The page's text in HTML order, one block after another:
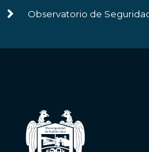
Observatorio de